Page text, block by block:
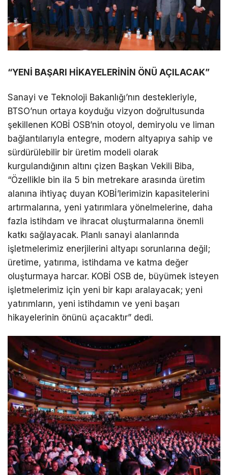
“YENİ BAŞARI HİKAYELERİNİN ÖNÜ AÇILACAK”
Sanayi ve Teknoloji Bakanlığı’nın destekleriyle,
BTSO’nun ortaya koyduğu vizyon doğrultusunda
şekillenen KOBİ OSB’nin otoyol, demiryolu ve liman
bağlantılarıyla entegre, modern altyapıya sahip ve
sürdürülebilir bir üretim modeli olarak
kurgulandığının altını çizen Başkan Vekili Biba,
“Özellikle bin ila 5 bin metrekare arasında üretim
alanına ihtiyaç duyan KOBİ’lerimizin kapasitelerini
artırmalarına, yeni yatırımlara yönelmelerine, daha
fazla istihdam ve ihracat oluşturmalarına önemli
katkı sağlayacak. Planlı sanayi alanlarında
işletmelerimiz enerjilerini altyapı sorunlarına değil;
üretime, yatırıma, istihdama ve katma değer
oluşturmaya harcar. KOBİ OSB de, büyümek isteyen
işletmelerimiz için yeni bir kapı aralayacak; yeni
yatırımların, yeni istihdamın ve yeni başarı
hikayelerinin önünü açacaktır” dedi.